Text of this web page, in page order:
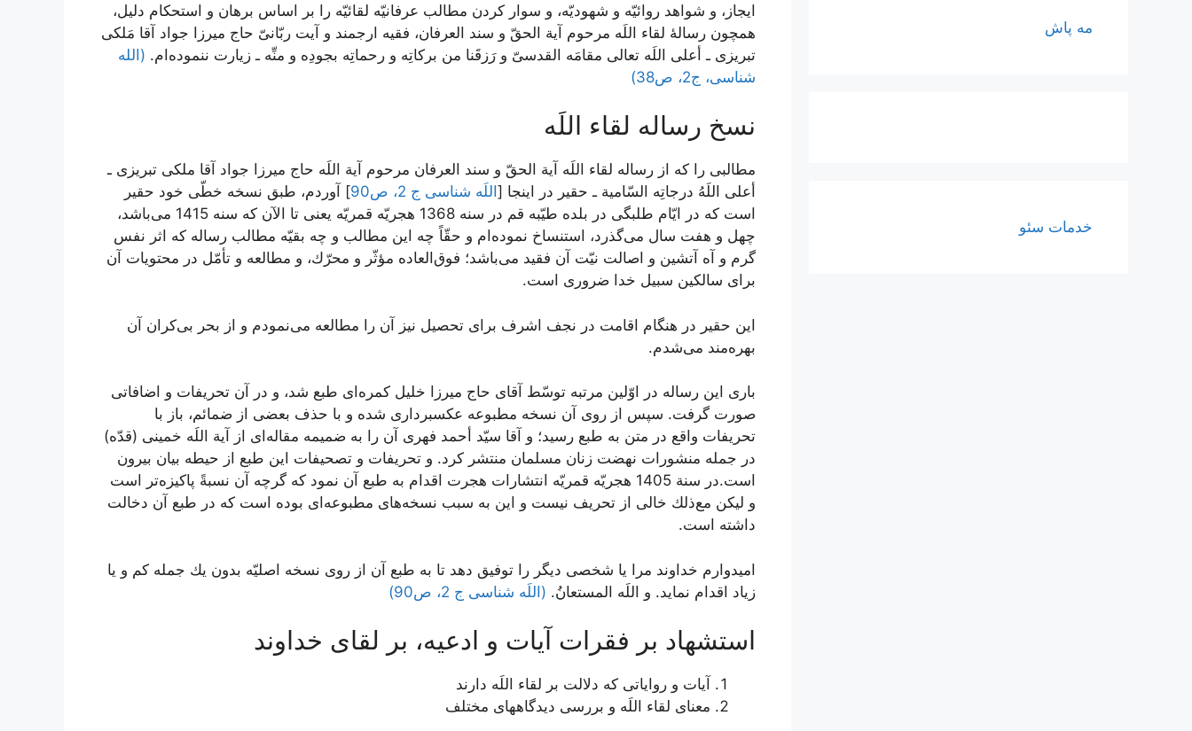
ايجاز، و شواهد روائيّه و شهوديّه، و سوار كردن مطالب عرفانيّه لقائيّه را بر اساس برهان و استحكام دليل،
همچون رسالۀ لقاء اللَه مرحوم آية الحقّ و سند العرفان، فقيه ارجمند و آيت ربّانىّ حاج ميرزا جواد آقا مَلكى
تبريزى ـ أعلى اللَه تعالى مقامَه القدسىّ و رَزقَنا من بركاتِه و رحماتِه بجودِه و منِّه ـ زيارت ننموده‏‌ام. (الله
شناسی، ج2، ص38)
نسخ رساله لقاء اللَه‏
مطالبى را كه از رساله لقاء اللَه آية الحقّ و سند العرفان مرحوم آية اللَه حاج ميرزا جواد آقا ملكى تبريزى ـ
أعلى اللَهُ درجاتِه السّامية ـ حقير در اینجا [ اللَه شناسی ج 2، ص90
] آوردم، طبق نسخه خطّى خود حقير
است كه در ايّام طلبگى در بلده طيّبه قم در سنه 1368 هجريّه قمريّه يعنى تا الآن كه سنه 1415 می‌باشد،
چهل و هفت سال می‌‏گذرد، استنساخ نموده‏‌ام و حقّاً چه اين مطالب و چه بقيّه مطالب رساله كه اثر نفس
گرم و آه آتشين و اصالت نيّت آن فقيد می‌‏باشد؛ فوق‌‏العاده مؤثّر و محرّك، و مطالعه و تأمّل در محتويات آن
براى سالكين سبيل خدا ضرورى است.
اين حقير در هنگام اقامت در نجف اشرف براى تحصيل نيز آن را مطالعه می‌‏نمودم و از بحر بی‌‏كران آن
بهره‏‌مند می‌‏شدم.
بارى اين رساله در اوّلين مرتبه توسّط آقاى حاج ميرزا خليل كمره‌‏اى طبع شد، و در آن تحريفات و اضافاتى
صورت گرفت. سپس از روى آن نسخه مطبوعه عكس‏بردارى شده و با حذف بعضى از ضمائم، باز با
تحريفات واقع در متن به طبع رسيد؛ و آقا سيّد أحمد فهرى آن را به ضميمه مقاله‌‏اى از آية اللَه خمينى (قدّه)
در جمله منشورات نهضت زنان مسلمان منتشر كرد. و تحريفات و تصحيفات اين طبع از حيطه بيان بيرون
است.در سنة 1405 هجريّه قمريّه انتشارات هجرت اقدام به طبع آن نمود كه گرچه آن نسبةً پاكيزه‌‏تر است
و ليكن مع‌‏ذلك خالى از تحريف نيست و اين به سبب نسخه‏‌هاى مطبوعه‌‏اى بوده است كه در طبع آن دخالت
داشته است.
اميدوارم خداوند مرا يا شخصى ديگر را توفيق دهد تا به طبع آن از روى نسخه اصليّه بدون يك جمله كم و يا
زياد اقدام نمايد. و اللَه المستعانُ. (اللَه شناسی ج 2، ص90)
استشهاد بر فقرات آيات و ادعيه، بر لقاى خداوند
آیات و روایاتی که دلالت بر لقاء اللَه دارند
معنای لقاء اللَه و بررسی دیدگاههای مختلف
مه پاش
خدمات سئو